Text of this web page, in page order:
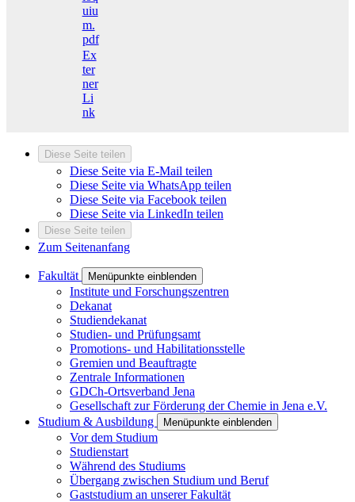
uiu
m.
pdf
Ex
ter
ner
Li
nk
Diese Seite teilen
Diese Seite via E-Mail teilen
Diese Seite via WhatsApp teilen
Diese Seite via Facebook teilen
Diese Seite via LinkedIn teilen
Diese Seite teilen
Zum Seitenanfang
Fakultät Menüpunkte einblenden
Institute und Forschungszentren
Dekanat
Studiendekanat
Studien- und Prüfungsamt
Promotions- und Habilitationsstelle
Gremien und Beauftragte
Zentrale Informationen
GDCh-Ortsverband Jena
Gesellschaft zur Förderung der Chemie in Jena e.V.
Studium & Ausbildung
Menüpunkte einblenden
Vor dem Studium
Studienstart
Während des Studiums
Übergang zwischen Studium und Beruf
Gaststudium an unserer Fakultät